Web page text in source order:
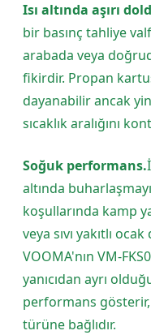
Isı altında aşırı
bir basınç tahliye
arabada veya
fikirdir. Propan
dayanabilir ancak
sıcaklık aralığını
Soğuk performans.
altında
koşullarında kamp
veya sıvı yakıtlı
VOOMA'nın VM-
yanıcıdan ayrı
performans
türüne bağlıdır.